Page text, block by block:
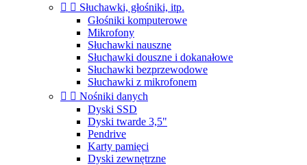
  Słuchawki, głośniki, itp.
Głośniki komputerowe
Mikrofony
Słuchawki nauszne
Słuchawki douszne i dokanałowe
Słuchawki bezprzewodowe
Słuchawki z mikrofonem
  Nośniki danych
Dyski SSD
Dyski twarde 3,5"
Pendrive
Karty pamięci
Dyski zewnętrzne